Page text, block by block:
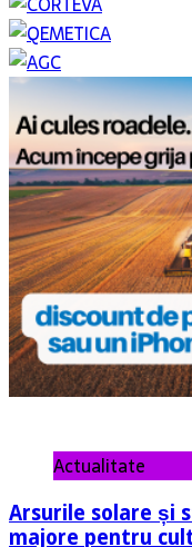
Actualitate
Arsurile solare și
majore pentru